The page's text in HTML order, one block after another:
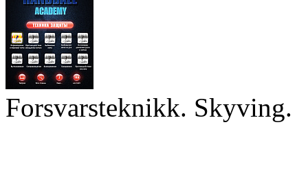
Forsvarsteknikk. Skyving.